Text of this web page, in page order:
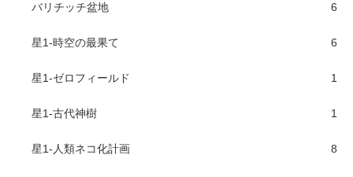
バリチッチ盆地 6
星1-時空の最果て 6
星1-ゼロフィールド 1
星1-古代神樹 1
星1-人類ネコ化計画 8